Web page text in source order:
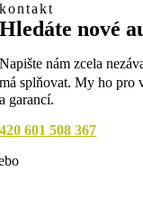
kontakt
Hledáte nové
Napište nám zcela
má splňovat. My ho pro
a garancí.
601 508 367